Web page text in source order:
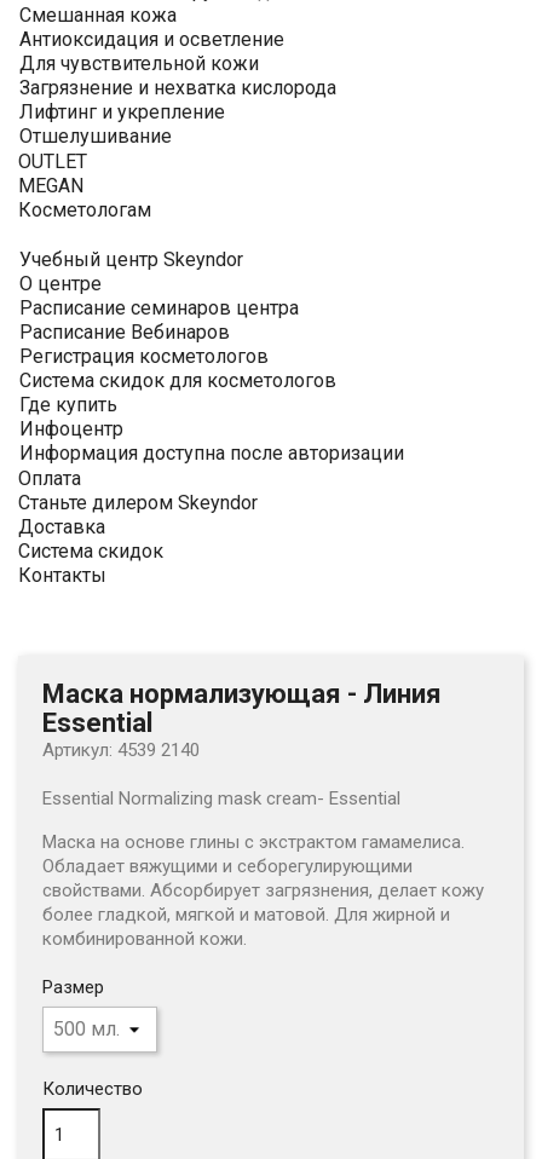
Смешанная кожа
Антиоксидация и осветление
Для чувствительной кожи
Загрязнение и нехватка кислорода
Лифтинг и укрепление
Отшелушивание
OUTLET
MEGAN
Косметологам
Учебный центр Skeyndor
О центре
Расписание семинаров центра
Расписание Вебинаров
Регистрация косметологов
Система скидок для косметологов
Где купить
Инфоцентр
Информация доступна после авторизации
Оплата
Станьте дилером Skeyndor
Доставка
Система скидок
Контакты
Маска нормализующая - Линия
Essential
Артикул: 4539 2140
Essential Normalizing mask cream- Essential
Маска на основе глины с экстрактом гамамелиса.
Обладает вяжущими и себорегулирующими
свойствами. Абсорбирует загрязнения, делает кожу
более гладкой, мягкой и матовой. Для жирной и
комбинированной кожи.
Размер
Количество